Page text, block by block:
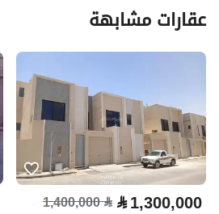
السعر
المساحة
1000000
-
خدمات العقار
لا يوجد خدمات
عقارات مشابهة
⃁1,300,000
⃁
1,400,000